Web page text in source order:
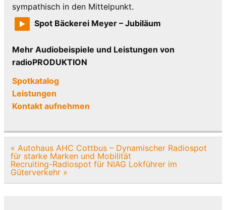
sympathisch in den Mittelpunkt.
Spot Bäckerei Meyer – Jubiläum
Mehr Audiobeispiele und Leistungen von
radioPRODUKTION
Spotkatalog
Leistungen
Kontakt aufnehmen
Beitragsnavigation
« Autohaus AHC Cottbus – Dynamischer Radiospot
für starke Marken und Mobilität
Recruiting-Radiospot für NIAG Lokführer im
Güterverkehr »